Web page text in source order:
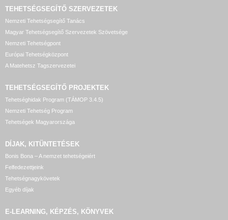
TEHETSÉGSEGÍTŐ SZERVEZETEK
Nemzeti Tehetségsegítő Tanács
Magyar Tehetségsegítő Szervezetek Szövetsége
Nemzeti Tehetségpont
Európai Tehetségközpont
A Matehetsz Tagszervezetei
TEHETSÉGSEGÍTŐ PROJEKTEK
Tehetséghidak Program (TÁMOP 3.4.5)
Nemzeti Tehetség Program
Tehetségek Magyarországa
DÍJAK, KITÜNTETÉSEK
Bonis Bona – A nemzet tehetségeiért
Felfedezettjeink
Tehetségnagykövetek
Egyéb díjak
E-LEARNING, KÉPZÉS, KÖNYVEK